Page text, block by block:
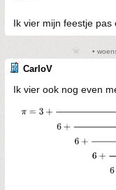
Ik vier mijn feestje pas
•
CarloV
Ik vier ook nog even